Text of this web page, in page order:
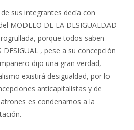
sus integrantes decía con
MODELO DE LA DESIGUALDAD
porque todos saben
DESIGUAL , pese a su concepción
dijo una gran verdad,
existirá desigualdad, por lo
anticapitalistas y de
es condenarnos a la